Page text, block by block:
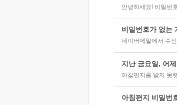
안녕하세요! 비밀번
비밀번호가 없는
네이버메일에서 수
지난 금요일, 어
아침편지를 받지 못
아침편지 비밀번